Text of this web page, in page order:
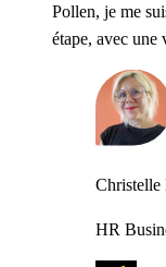
Pollen, je me
étape, avec une
Christelle
HR